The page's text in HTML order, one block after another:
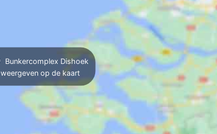
Bunkercomplex Dishoek
weergeven op de kaart